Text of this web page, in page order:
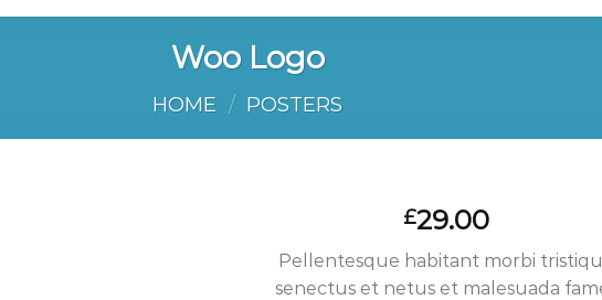
Woo Logo
HOME / POSTERS
£29.00
Pellentesque habitant morbi
senectus et netus et malesuada